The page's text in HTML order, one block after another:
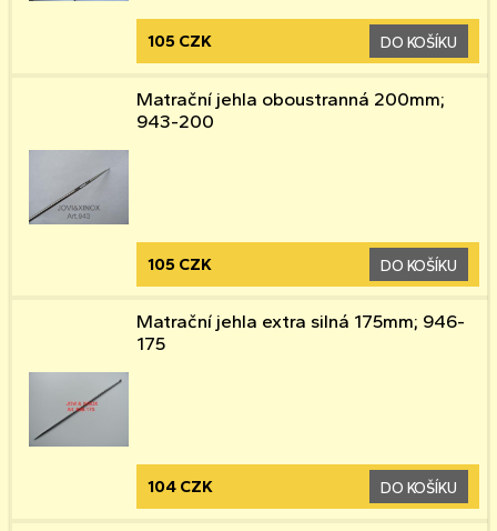
105 CZK DO KOŠÍKU
Matrační jehla oboustranná 200mm;
943-200
105 CZK DO KOŠÍKU
Matrační jehla extra silná 175mm; 946-
175
104 CZK DO KOŠÍKU